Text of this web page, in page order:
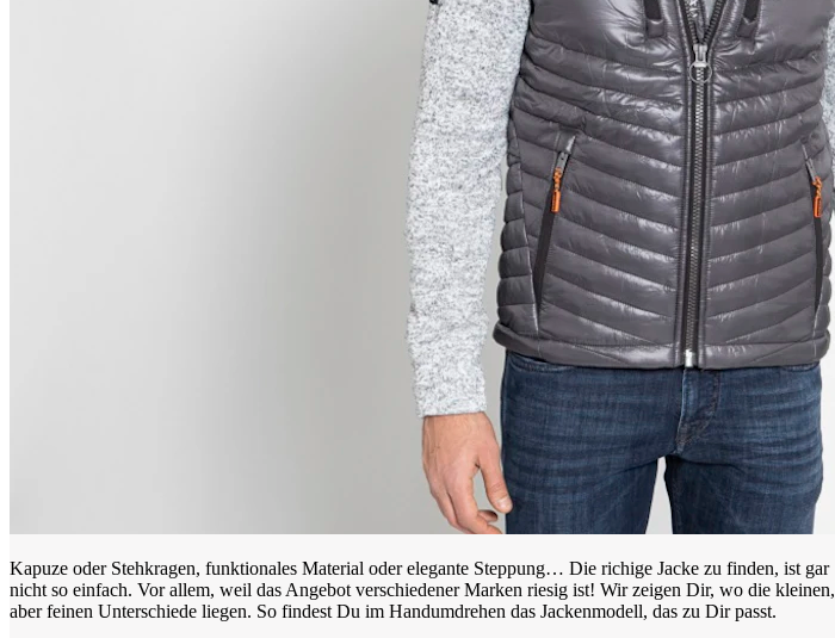
Kapuze oder Stehkragen, funktionales Material oder elegante Steppung… Die richige Jacke zu finden, ist gar
nicht so einfach. Vor allem, weil das Angebot verschiedener Marken riesig ist! Wir zeigen Dir, wo die kleinen,
aber feinen Unterschiede liegen. So findest Du im Handumdrehen das Jackenmodell, das zu Dir passt.